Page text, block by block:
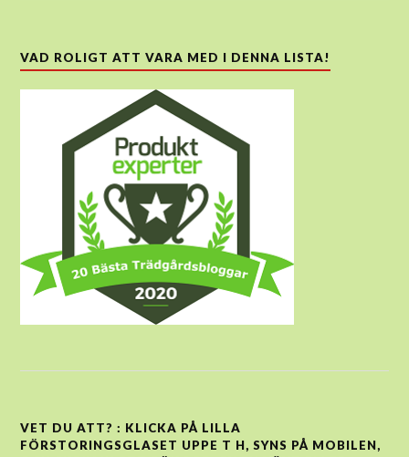
VAD ROLIGT ATT VARA MED I DENNA LISTA!
VET DU ATT? : KLICKA PÅ LILLA
FÖRSTORINGSGLASET UPPE T H, SYNS PÅ MOBILEN,